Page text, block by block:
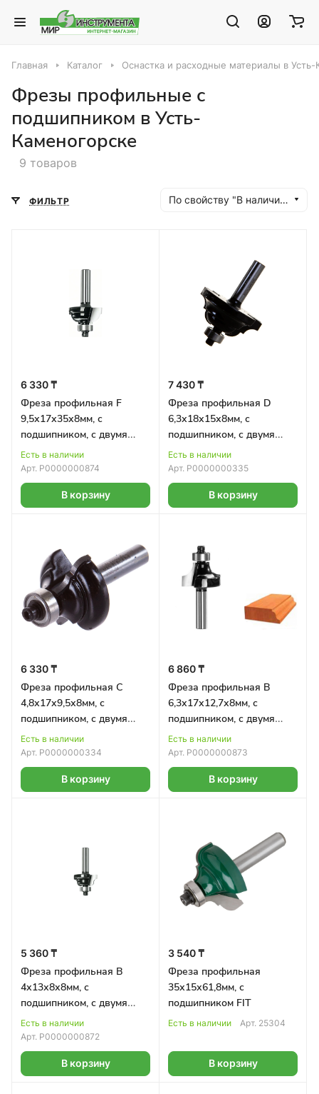
Главная Каталог Оснастка и расходные материалы в Усть-
Фрезы профильные с
подшипником в Усть-
Каменогорске
9 товаров
ФИЛЬТР По свойству "В наличии" (убывание)
6 330 ₸
Фреза профильная F
9,5х17х35х8мм, с
подшипником, с двумя
лезвиями BOSCH
Есть в наличии
Арт. Р0000000874
В корзину
7 430 ₸
Фреза профильная D
6,3х18х15х8мм, с
подшипником, с двумя
лезвиями BOSCH
Есть в наличии
Арт. Р0000000335
В корзину
6 330 ₸
Фреза профильная C
4,8х17х9,5х8мм, с
подшипником, с двумя
лезвиями BOSCH
Есть в наличии
Арт. Р0000000334
В корзину
6 860 ₸
Фреза профильная B
6,3х17х12,7х8мм, с
подшипником, с двумя
лезвиями BOSCH
Есть в наличии
Арт. Р0000000873
В корзину
5 360 ₸
Фреза профильная B
4х13х8х8мм, с
подшипником, с двумя
лезвиями BOSCH
Есть в наличии
Арт. Р0000000872
В корзину
3 540 ₸
Фреза профильная
35х15х61,8мм, с
подшипником FIT
Есть в наличии Арт. 25304
В корзину